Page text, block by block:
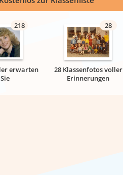
218
erwarten
Sie
28
28 Klassenfotos voller
Erinnerungen